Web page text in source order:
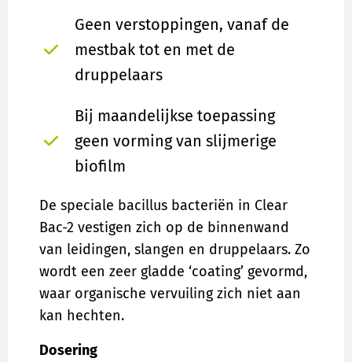
Geen verstoppingen, vanaf de
mestbak tot en met de
druppelaars
Bij maandelijkse toepassing
geen vorming van slijmerige
biofilm
De speciale bacillus bacteriën in Clear
Bac-2 vestigen zich op de binnenwand
van leidingen, slangen en druppelaars. Zo
wordt een zeer gladde ‘coating’ gevormd,
waar organische vervuiling zich niet aan
kan hechten.
Dosering